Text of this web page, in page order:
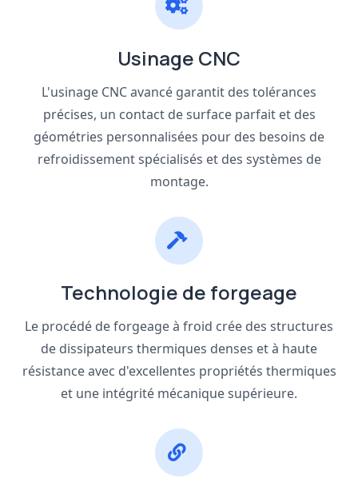
Usinage CNC
L'usinage CNC avancé garantit des tolérances
précises, un contact de surface parfait et des
géométries personnalisées pour des besoins de
refroidissement spécialisés et des systèmes de
montage.
Technologie de forgeage
Le procédé de forgeage à froid crée des structures
de dissipateurs thermiques denses et à haute
résistance avec d'excellentes propriétés thermiques
et une intégrité mécanique supérieure.